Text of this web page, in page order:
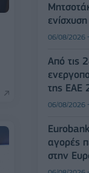
06/08/2026
Από τις
της ΕΑΕ
06/08/2026
αγορές
στην